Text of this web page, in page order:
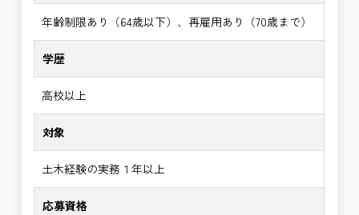
年齢制限あり（64歳以下）、再雇用あり（70歳まで）
学歴
高校以上
対象
土木経験の実務１年以上
応募資格